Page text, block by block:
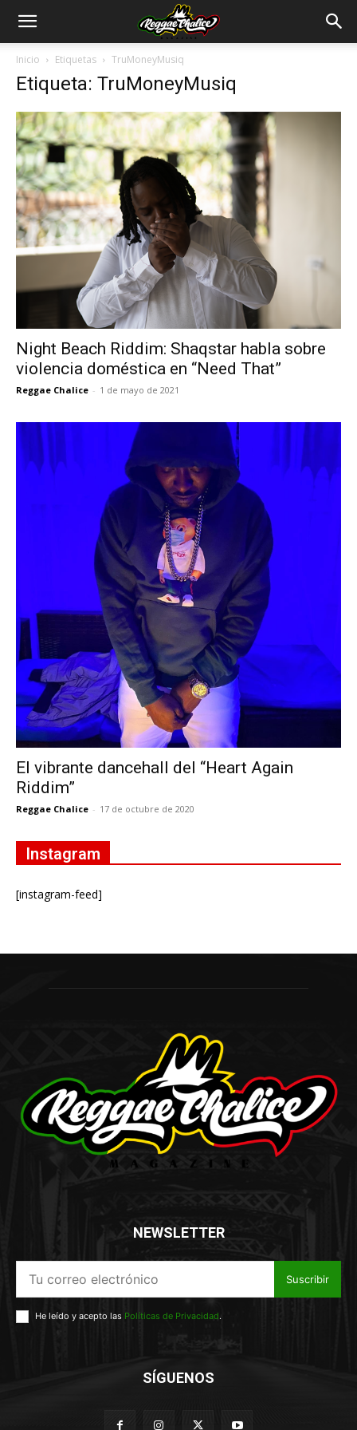
Inicio Etiquetas TruMoneyMusiq
Etiqueta: TruMoneyMusiq
Night Beach Riddim: Shaqstar habla sobre
violencia doméstica en “Need That”
Reggae Chalice - 1 de mayo de 2021
El vibrante dancehall del “Heart Again
Riddim”
Reggae Chalice - 17 de octubre de 2020
Instagram
[instagram-feed]
NEWSLETTER
Suscribir
He leído y acepto las Políticas de Privacidad.
SÍGUENOS